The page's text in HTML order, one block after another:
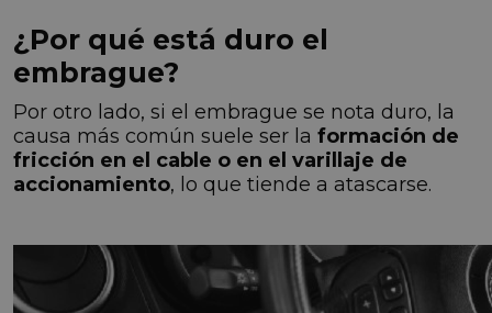
¿Por qué está duro el
embrague?
Por otro lado, si el embrague se nota duro, la
causa más común suele ser la formación de
fricción en el cable o en el varillaje de
accionamiento, lo que tiende a atascarse.